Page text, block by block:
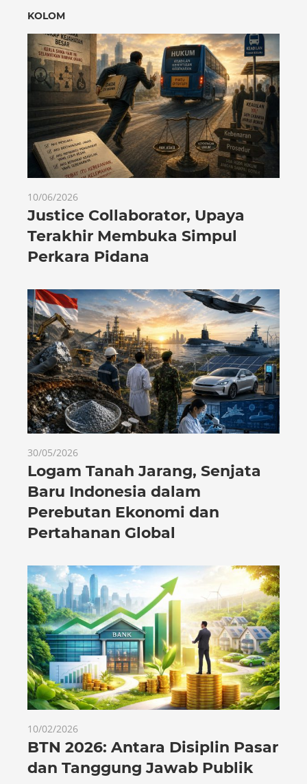
KOLOM
10/06/2026
Justice Collaborator, Upaya
Terakhir Membuka Simpul
Perkara Pidana
30/05/2026
Logam Tanah Jarang, Senjata
Baru Indonesia dalam
Perebutan Ekonomi dan
Pertahanan Global
10/02/2026
BTN 2026: Antara Disiplin Pasar
dan Tanggung Jawab Publik